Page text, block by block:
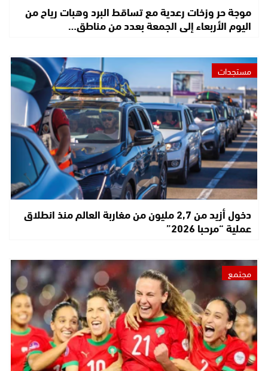
موجة حر وزخات رعدية مع تساقط البرد وهبات رياح من
اليوم الأربعاء إلى الجمعة بعدد من مناطق…
مستجدات
دخول أزيد من 2,7 مليون من مغاربة العالم منذ انطلاق
عملية “مرحبا 2026”
مجتمع